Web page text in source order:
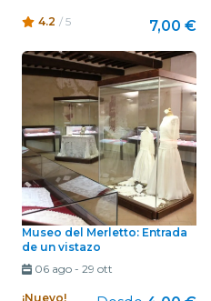
4.2 / 5 7,00 €
Museo del Merletto: Entrada
de un vistazo
06 ago- 29 ott
¡Nuevo!